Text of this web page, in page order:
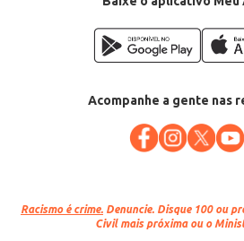
Acompanhe a gente nas
Racismo é crime. Denuncie. Disque 100 ou
Civil mais próxima ou o